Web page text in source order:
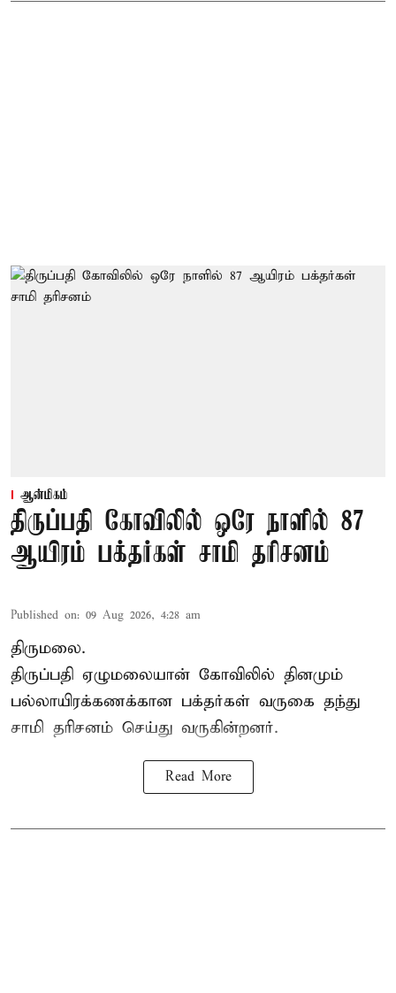
ஆன்மிகம்
திருப்பதி கோவிலில் ஒரே நாளில் 87
ஆயிரம் பக்தர்கள் சாமி தரிசனம்
Published on: 09 Aug 2026, 4:28 am
திருமலை.
திருப்பதி ஏழுமலையான் கோவிலில் தினமும்
பல்லாயிரக்கணக்கான பக்தர்கள் வருகை தந்து
சாமி தரிசனம் செய்து வருகின்றனர்.
Read More